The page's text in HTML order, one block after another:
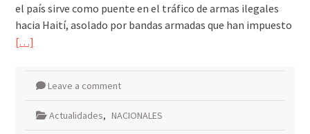
el país sirve como puente en el tráfico de armas ilegales
hacia Haití, asolado por bandas armadas que han impuesto
[…]
Leave a comment
Actualidades, NACIONALES